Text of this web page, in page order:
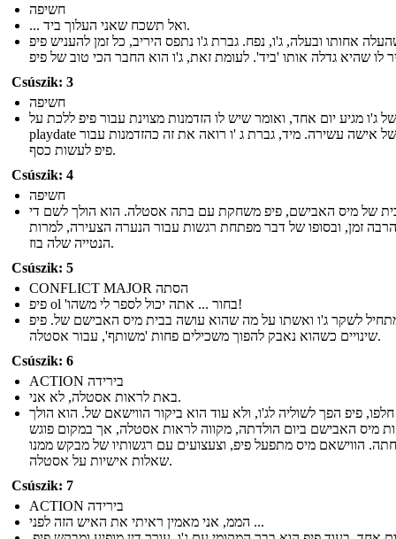
חשיפה
... ואל תשכח שאני העלוך ביד.
אחותו ובעלה, ג'ו, נפח. גברת ג'ו נתפס היריב, כל זמן להעניש פיפ
Csúszik: 3
חשיפה
של ג'ו מגיע יום אחד, ואומר שיש לו הזדמנות מצוינת עבור פיפ ללכת על
playdate בבית של אישה עשירה. מיד, גברת ג 'ו רואה את זה כהזדמנות עבור
פיפ לעשות כסף.
Csúszik: 4
חשיפה
של מיס האבישם, פיפ משחקת עם בתה אסטלה. הוא הולך לשם די
הרבה זמן, ובסופו של דבר מפתחת רגשות עבור הנערה הצעירה, למרות
הנטייה שלה בוז.
Csúszik: 5
CONFLICT MAJOR הסתה
פיפ ol 'בחור ... אתה יכול לספר לי משהו!
לשקר ג'ו ואשתו על מה שהוא עושה בבית מיס האבישם של. פיפ
שינויים כשהוא נאבק להפוך משכילים פחות 'משותף', עבור אסטלה.
Csúszik: 6
ACTION בירידה
באת לראות אסטלה, לא אני.
פיפ הפך לשוליה לג'ו, ולא עוד הוא ביקור הווישאם של. הוא הולך
מיס האבישם ביום הולדתה, מקווה לראות אסטלה, אך במקום פוגש
הווישאם מיס מתפעל פיפ, וצעצועים עם רגשותיו של מבקש ממנו
שאלות אישיות על אסטלה.
Csúszik: 7
ACTION בירידה
הממ, אני מאמין ראיתי את האיש הזה לפני ...